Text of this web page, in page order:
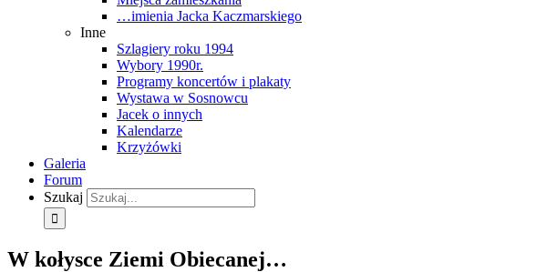
…imienia Jacka Kaczmarskiego
Inne
Szlagiery roku 1994
Wybory 1990r.
Programy koncertów i plakaty
Wystawa w Sosnowcu
Jacek o innych
Kalendarze
Krzyżówki
Galeria
Forum
Szukaj
W kołysce Ziemi Obiecanej…